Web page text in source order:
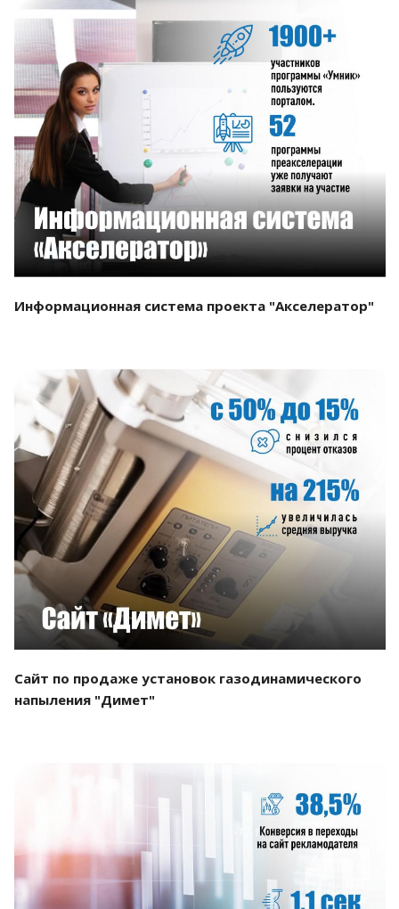
Смотреть проект
Информационная система проекта "Акселератор"
Смотреть проект
Сайт по продаже установок газодинамического
напыления "Димет"